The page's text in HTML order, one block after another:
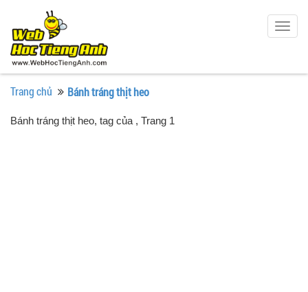
Trang chủ Bánh tráng thịt heo
Bánh tráng thịt heo, tag của , Trang 1